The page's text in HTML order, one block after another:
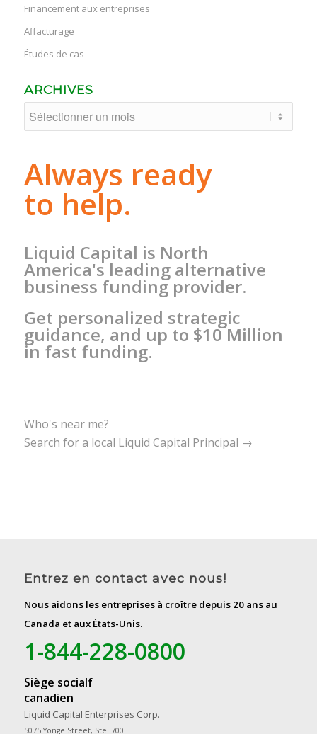
Financement aux entreprises
Affacturage
Études de cas
ARCHIVES
Always ready
to help.
Liquid Capital is North
America's leading alternative
business funding provider.
Get personalized strategic
guidance, and up to $10 Million
in fast funding.
Who's near me?
Search for a local Liquid Capital Principal →
Entrez en contact avec nous!
Nous aidons les entreprises à croître depuis 20 ans au
Canada et aux États-Unis.
1-844-228-0800
Siège socialf
canadien
Liquid Capital Enterprises Corp.
5075 Yonge Street, Ste. 700